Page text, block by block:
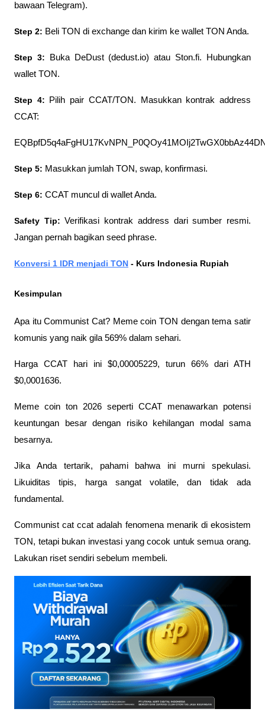
bawaan Telegram).
Step 2: Beli TON di exchange dan kirim ke wallet TON Anda.
Step 3: Buka DeDust (dedust.io) atau Ston.fi. Hubungkan
wallet TON.
Step 4: Pilih pair CCAT/TON. Masukkan kontrak address
CCAT:
Step 5: Masukkan jumlah TON, swap, konfirmasi.
Step 6: CCAT muncul di wallet Anda.
Safety Tip: Verifikasi kontrak address dari sumber resmi.
Jangan pernah bagikan seed phrase.
Konversi 1 IDR menjadi TON - Kurs Indonesia Rupiah
Kesimpulan
Apa itu Communist Cat? Meme coin TON dengan tema satir
komunis yang naik gila 569% dalam sehari.
Harga CCAT hari ini $0,00005229, turun 66% dari ATH
$0,0001636.
Meme coin ton 2026 seperti CCAT menawarkan potensi
keuntungan besar dengan risiko kehilangan modal sama
besarnya.
Jika Anda tertarik, pahami bahwa ini murni spekulasi.
Likuiditas tipis, harga sangat volatile, dan tidak ada
fundamental.
Communist cat ccat adalah fenomena menarik di ekosistem
TON, tetapi bukan investasi yang cocok untuk semua orang.
Lakukan riset sendiri sebelum membeli.